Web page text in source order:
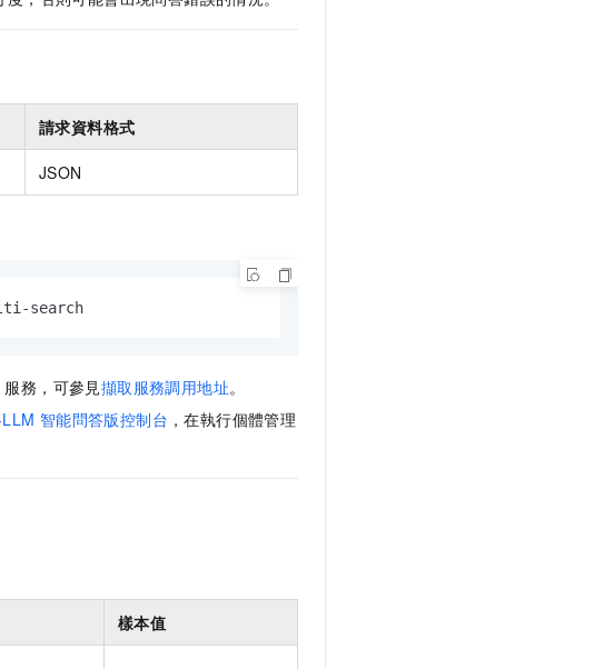
請求資料格式
JSON
search
服務，可參見擷取服務調用地址。
智能問答版控制台 ，在執行個體管理
樣本值